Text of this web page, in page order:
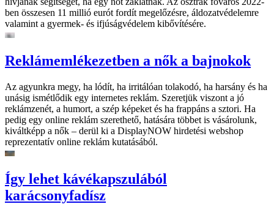
ben összesen 11 millió eurót fordít megelőzésre, áldozatvédelemre
valamint a gyermek- és ifjúságvédelem kibővítésére.
Reklámemlékezetben a nők a bajnokok
Az agyunkra megy, ha lódít, ha irritálóan tolakodó, ha harsány és ha
unásig ismétlődik egy internetes reklám. Szeretjük viszont a jó
reklámzenét, a humort, a szép képeket és ha frappáns a sztori. Ha
pedig egy online reklám szerethető, hatására többet is vásárolunk,
kiváltképp a nők – derül ki a DisplayNOW hirdetési webshop
reprezentatív online reklám kutatásából.
Így lehet kávékapszulából
karácsonyfadísz